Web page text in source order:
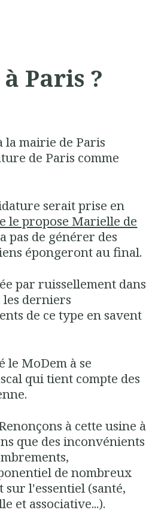
Paris ?
la mairie de Paris
de Paris comme
serait prise en
le propose Marielle de
pas de générer des
épongeront au final.
par ruissellement dans
derniers
de ce type en savent
le MoDem à se
qui tient compte des
à cette usine à
que des inconvénients
de nombreux
l'essentiel (santé,
et associative...).